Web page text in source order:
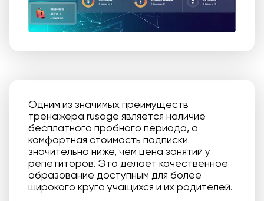
Одним из значимых преимуществ
тренажера rusoge является наличие
бесплатного пробного периода, а
комфортная стоимость подписки
значительно ниже, чем цена занятий у
репетиторов. Это делает качественное
образование доступным для более
широкого круга учащихся и их родителей.